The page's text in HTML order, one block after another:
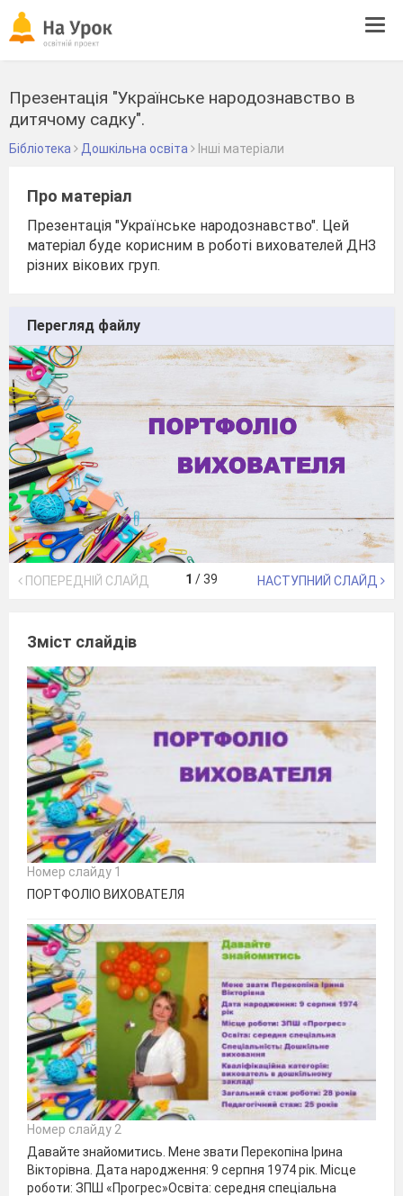
Презентація "Українське народознавство в
дитячому садку".
Бібліотека Дошкільна освіта Інші матеріали
Про матеріал
Презентація "Українське народознавство". Цей
матеріал буде корисним в роботі вихователей ДНЗ
різних вікових груп.
Перегляд файлу
ПОПЕРЕДНІЙ СЛАЙД 1 /39 НАСТУПНИЙ СЛАЙД
Зміст слайдів
Номер слайду 1
ПОРТФОЛІО ВИХОВАТЕЛЯ
Номер слайду 2
Давайте знайомитись. Мене звати Перекопіна Ірина
Вікторівна. Дата народження: 9 серпня 1974 рік. Місце
роботи: ЗПШ «Прогрес»Освіта: середня спеціальна